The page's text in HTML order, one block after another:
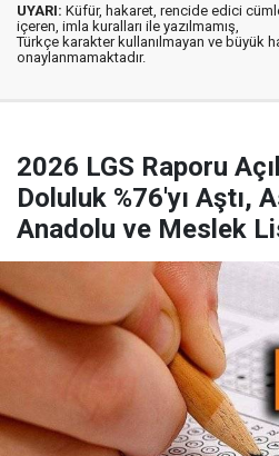
UYARI: Küfür, hakaret, rencide edici
içeren, imla kuralları ile yazılmamış,
Türkçe karakter kullanılmayan ve büyük
onaylanmamaktadır.
2026 LGS Raporu
Doluluk %76'yı Aştı,
Anadolu ve Meslek